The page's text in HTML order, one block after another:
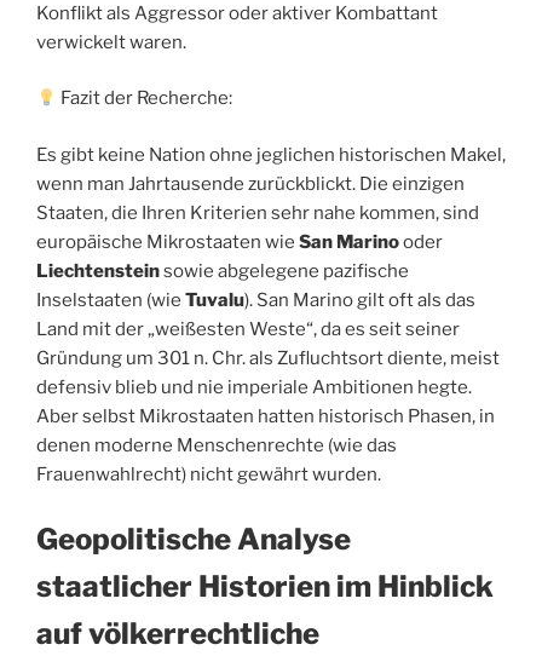
Konflikt als Aggressor oder aktiver Kombattant
verwickelt waren.
Fazit der Recherche:
Es gibt keine Nation ohne jeglichen historischen Makel,
wenn man Jahrtausende zurückblickt. Die einzigen
Staaten, die Ihren Kriterien sehr nahe kommen, sind
europäische Mikrostaaten wie San Marinooder
Liechtensteinsowie abgelegene pazifische
Inselstaaten (wie Tuvalu). San Marino gilt oft als das
Land mit der „weißesten Weste“, da es seit seiner
Gründung um 301 n. Chr. als Zufluchtsort diente, meist
defensiv blieb und nie imperiale Ambitionen hegte.
Aber selbst Mikrostaaten hatten historisch Phasen, in
denen moderne Menschenrechte (wie das
Frauenwahlrecht) nicht gewährt wurden.
Geopolitische Analyse
staatlicher Historien im Hinblick
auf völkerrechtliche